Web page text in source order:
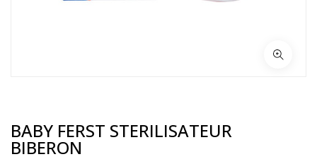
BABY FERST STERILISATEUR
BIBERON